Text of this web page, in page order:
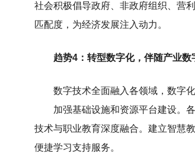
社会积极倡导政府、非政府组织、营
匹配度，为经济发展注入动力。
趋势4：转型数字化，伴随产业数
数字技术全面融入各领域，数字
加强基础设施和资源平台建设。
技术与职业教育深度融合。建立智慧
便捷学习支持服务。